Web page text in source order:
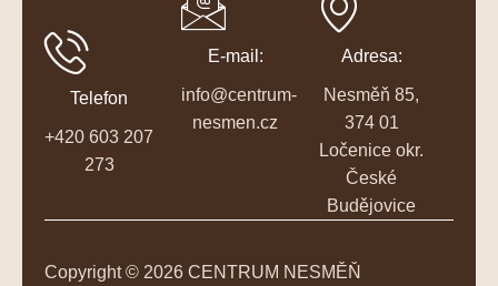
Telefon
+420 603 207
273
E-mail:
info@centrum-
nesmen.cz
Adresa:
Nesměň 85,
374 01
Ločenice okr.
České
Budějovice
Copyright © 2026 CENTRUM NESMĚŇ